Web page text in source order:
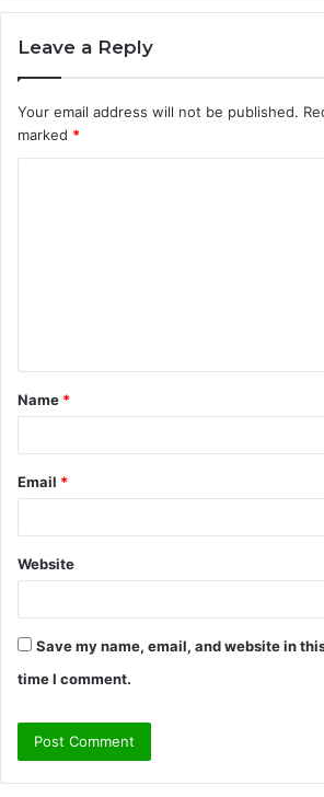
Leave a Reply
Your email address will not be published.
marked *
t
*
Name *
Email *
Website
Save my name, email, and website in
time I comment.